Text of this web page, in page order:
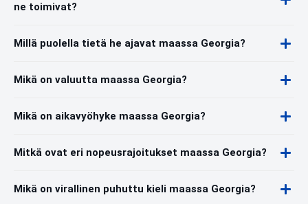
ne toimivat?
Millä puolella tietä he ajavat maassa Georgia?
Mikä on valuutta maassa Georgia?
Mikä on aikavyöhyke maassa Georgia?
Mitkä ovat eri nopeusrajoitukset maassa Georgia?
Mikä on virallinen puhuttu kieli maassa Georgia?